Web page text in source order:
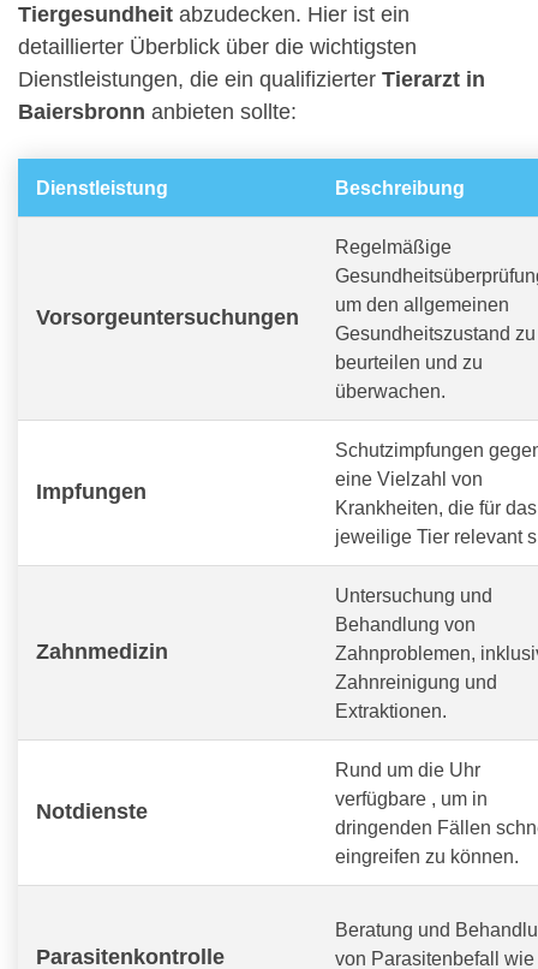
Tiergesundheit abzudecken. Hier ist ein
detaillierter Überblick über die wichtigsten
Dienstleistungen, die ein qualifizierter Tierarzt in
Baiersbronn anbieten sollte:
Dienstleistung Beschreibung
Vorsorgeuntersuchungen
Regelmäßige
um den allgemeinen
Gesundheitszustand zu
beurteilen und zu
überwachen.
Impfungen
Schutzimpfungen
eine Vielzahl von
Krankheiten, die für das
jeweilige Tier relevant
Zahnmedizin
Untersuchung und
Behandlung von
Zahnproblemen,
Zahnreinigung und
Extraktionen.
Notdienste
Rund um die Uhr
verfügbare , um in
dringenden Fällen
eingreifen zu können.
Parasitenkontrolle
Beratung und
von Parasitenbefall wie